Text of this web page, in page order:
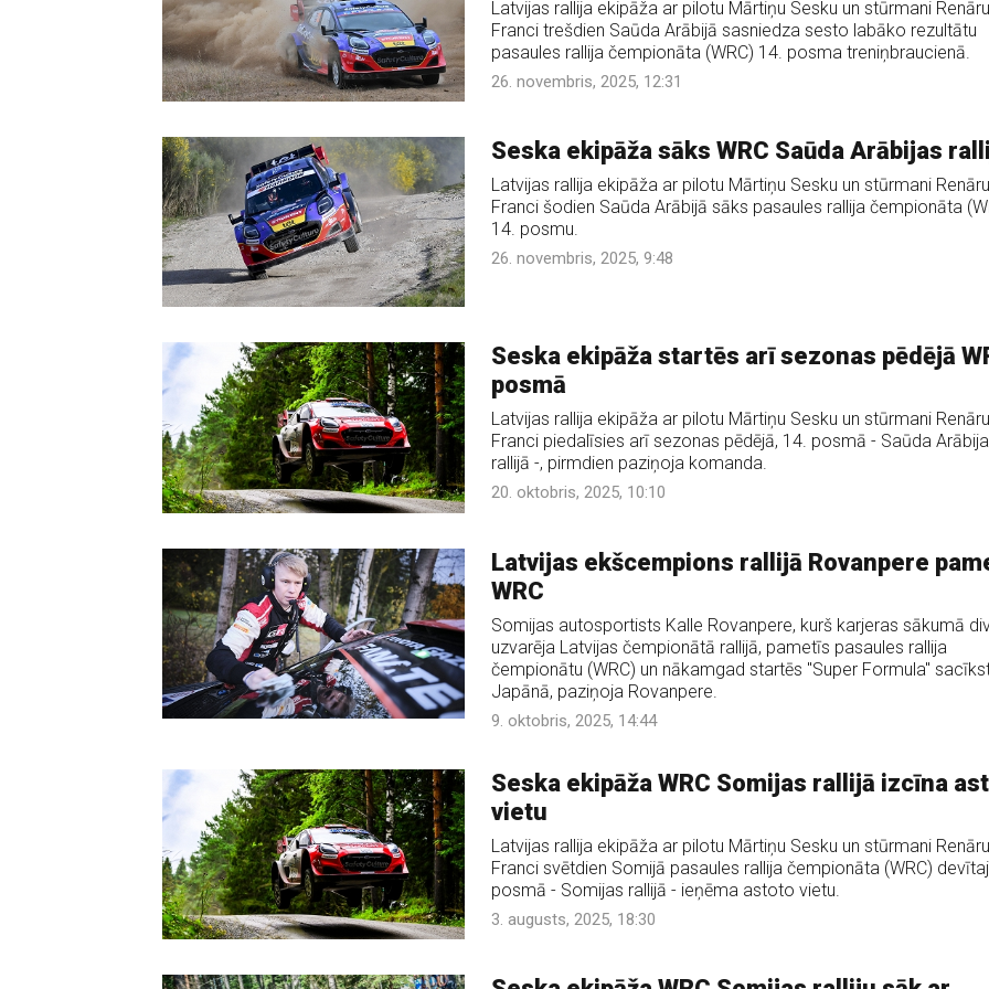
Latvijas rallija ekipāža ar pilotu Mārtiņu Sesku un stūrmani Renāru
Franci trešdien Saūda Arābijā sasniedza sesto labāko rezultātu
pasaules rallija čempionāta (WRC) 14. posma treniņbraucienā.
26. novembris, 2025, 12:31
Seska ekipāža sāks WRC Saūda Arābijas
Latvijas rallija ekipāža ar pilotu Mārtiņu Sesku un stūrmani Renāru
Franci šodien Saūda Arābijā sāks pasaules rallija čempionāta
14. posmu.
26. novembris, 2025, 9:48
Seska ekipāža startēs arī sezonas pēdējā
posmā
Latvijas rallija ekipāža ar pilotu Mārtiņu Sesku un stūrmani Renāru
Franci piedalīsies arī sezonas pēdējā, 14. posmā - Saūda
rallijā -, pirmdien paziņoja komanda.
20. oktobris, 2025, 10:10
Latvijas ekšcempions rallijā Rovanpere
WRC
Somijas autosportists Kalle Rovanpere, kurš karjeras sākumā
uzvarēja Latvijas čempionātā rallijā, pametīs pasaules rallija
čempionātu (WRC) un nākamgad startēs "Super Formula"
Japānā, paziņoja Rovanpere.
9. oktobris, 2025, 14:44
Seska ekipāža WRC Somijas rallijā izcīna
vietu
Latvijas rallija ekipāža ar pilotu Mārtiņu Sesku un stūrmani Renāru
Franci svētdien Somijā pasaules rallija čempionāta (WRC)
posmā - Somijas rallijā - ieņēma astoto vietu.
3. augusts, 2025, 18:30